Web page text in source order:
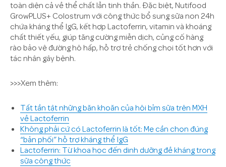
toàn diện cả về thể chất lẫn tinh thần. Đặc biệt, Nutifood
GrowPLUS+ Colostrum với công thức bổ sung sữa non 24h
chứa kháng thể IgG, kết hợp Lactoferrin, vitamin và khoáng
chất thiết yếu, giúp tăng cường miễn dịch, củng cố hàng
rào bảo vệ đường hô hấp, hỗ trợ trẻ chống chọi tốt hơn với
tác nhân gây bệnh.
>>>Xem thêm:
Tất tần tật những băn khoăn của hội bỉm sữa trên MXH
về Lactoferrin
Không phải cứ có Lactoferrin là tốt: Mẹ cần chọn đúng
“bản phối” hỗ trợ kháng thể IgG
Lactoferrin: Từ khoa học đến dinh dưỡng đề kháng trong
sữa công thức